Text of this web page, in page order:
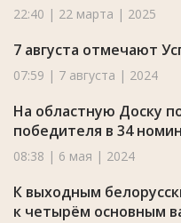
22:40 | 22 марта | 2025
7 августа отмечают
07:59 | 7 августа | 2024
На областную Доску
победителя в 34
08:38 | 6 мая | 2024
К выходным
к четырём основным